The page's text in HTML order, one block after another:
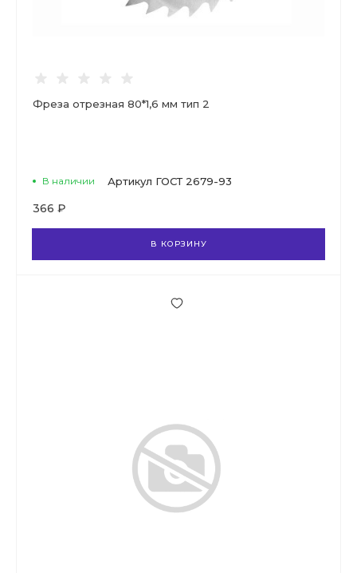
Фреза отрезная 80*1,6 мм тип 2
В наличии Артикул ГОСТ 2679-93
366 ₽
В КОРЗИНУ